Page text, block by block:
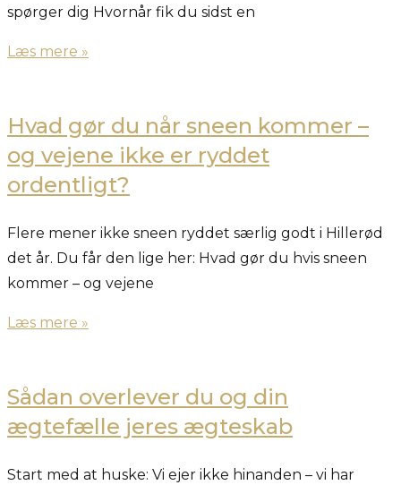
spørger dig Hvornår fik du sidst en
Læs mere »
Hvad gør du når sneen kommer –
og vejene ikke er ryddet
ordentligt?
Flere mener ikke sneen ryddet særlig godt i Hillerød
det år. Du får den lige her: Hvad gør du hvis sneen
kommer – og vejene
Læs mere »
Sådan overlever du og din
ægtefælle jeres ægteskab
Start med at huske: Vi ejer ikke hinanden – vi har